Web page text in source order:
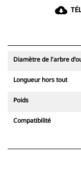
cloud_download
Diamètre de l'arbre
Longueur hors tout
Poids
Compatibilité